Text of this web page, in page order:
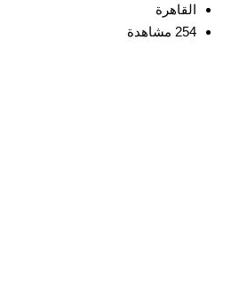
القاهرة
254 مشاهدة